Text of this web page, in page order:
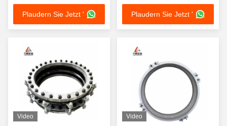
Plaudern Sie Jetzt '
Kernenergie
Erdölbergbau Metallurgie
Plaudern Sie Jetzt '
Video Video